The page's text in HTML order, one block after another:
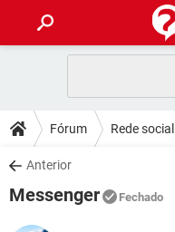
CELULAR
OUTLOOK
INSTAGRAM
GUIA DE COMPRAS
DICAS
JOGOS
DOWNLOADS
JOGOS
CELULAR
Fórum Rede social
Anterior
Messenger Fechado